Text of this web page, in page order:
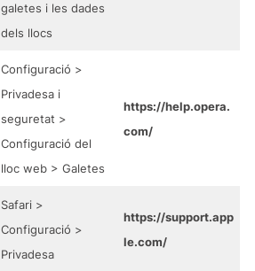
galetes i les dades
dels llocs
Configuració >
Privadesa i
seguretat >
Configuració del
lloc web > Galetes
https://help.opera.
com/
Safari >
Configuració >
Privadesa
https://support.app
le.com/